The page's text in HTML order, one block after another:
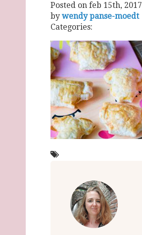
Posted on feb 15th, 2017
by wendy panse-moedt
Categories: